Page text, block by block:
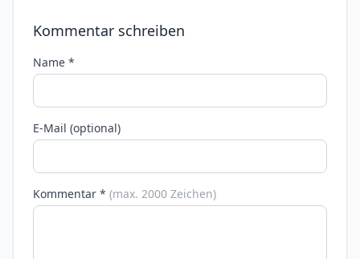
Kommentar schreiben
Name *
E-Mail (optional)
Kommentar * (max. 2000 Zeichen)